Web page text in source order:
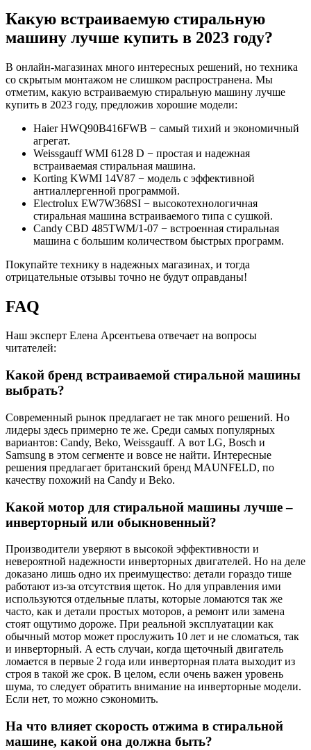
Какую встраиваемую стиральную
машину лучше купить в 2023 году?
В онлайн-магазинах много интересных решений, но техника
со скрытым монтажом не слишком распространена. Мы
отметим, какую встраиваемую стиральную машину лучше
купить в 2023 году, предложив хорошие модели:
Haier HWQ90B416FWB − самый тихий и экономичный
агрегат.
Weissgauff WMI 6128 D − простая и надежная
встраиваемая стиральная машина.
Korting KWMI 14V87 − модель с эффективной
антиаллергенной программой.
Electrolux EW7W368SI − высокотехнологичная
стиральная машина встраиваемого типа с сушкой.
Candy CBD 485TWM/1-07 − встроенная стиральная
машина с большим количеством быстрых программ.
Покупайте технику в надежных магазинах, и тогда
отрицательные отзывы точно не будут оправданы!
FAQ
Наш эксперт Елена Арсентьева отвечает на вопросы
читателей:
Какой бренд встраиваемой стиральной машины
выбрать?
Современный рынок предлагает не так много решений. Но
лидеры здесь примерно те же. Среди самых популярных
вариантов: Candy, Beko, Weissgauff. А вот LG, Bosch и
Samsung в этом сегменте и вовсе не найти. Интересные
решения предлагает британский бренд MAUNFELD, по
качеству похожий на Candy и Beko.
Какой мотор для стиральной машины лучше –
инверторный или обыкновенный?
Производители уверяют в высокой эффективности и
невероятной надежности инверторных двигателей. Но на деле
доказано лишь одно их преимущество: детали гораздо тише
работают из-за отсутствия щеток. Но для управления ими
используются отдельные платы, которые ломаются так же
часто, как и детали простых моторов, а ремонт или замена
стоят ощутимо дороже. При реальной эксплуатации как
обычный мотор может прослужить 10 лет и не сломаться, так
и инверторный. А есть случаи, когда щеточный двигатель
ломается в первые 2 года или инверторная плата выходит из
строя в такой же срок. В целом, если очень важен уровень
шума, то следует обратить внимание на инверторные модели.
Если нет, то можно сэкономить.
На что влияет скорость отжима в стиральной
машине, какой она должна быть?